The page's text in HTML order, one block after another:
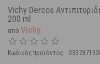
Vichy Dercos
200 ml
από Vichy
Κωδικός προϊόντος: